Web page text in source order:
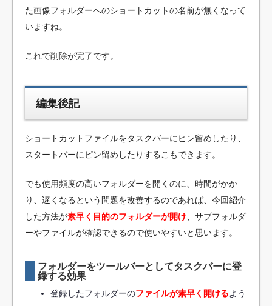
た画像フォルダーへのショートカットの名前が無くなって
いますね。
これで削除が完了です。
編集後記
ショートカットファイルをタスクバーにピン留めしたり、
スタートバーにピン留めしたりするこもできます。
でも使用頻度の高いフォルダーを開くのに、時間がかか
り、遅くなるという問題を改善するのであれば、今回紹介
した方法が素早く目的のフォルダーが開け、サブフォルダ
ーやファイルが確認できるので使いやすいと思います。
フォルダーをツールバーとしてタスクバーに登
録する効果
登録したフォルダーのファイルが素早く開けるよう